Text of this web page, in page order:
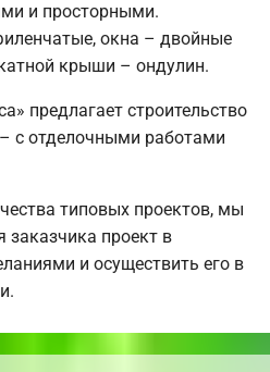
и просторными.
окна – двойные
крыши – ондулин.
предлагает строительство
с отделочными работами
типовых проектов, мы
заказчика проект в
и осуществить его в